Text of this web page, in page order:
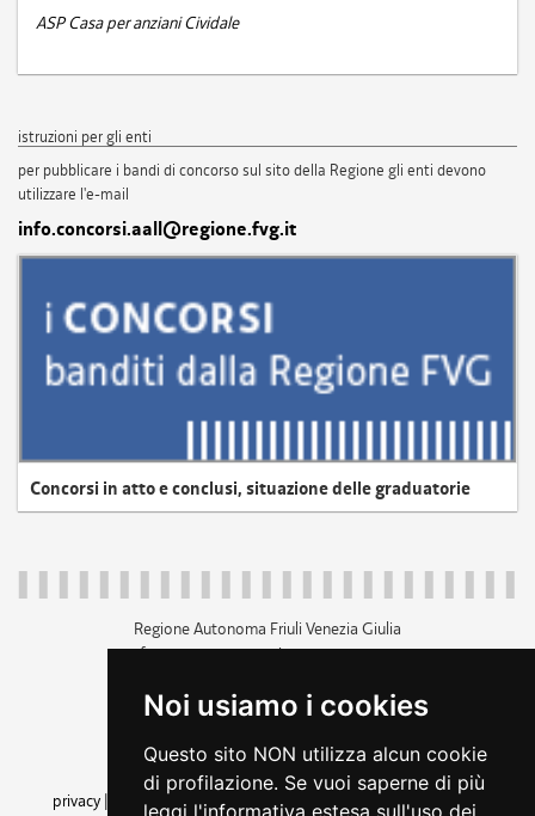
Noi usiamo i cookies
Questo sito NON utilizza alcun cookie
di profilazione. Se vuoi saperne di più
leggi l'informativa estesa sull'uso dei
ASP Casa per anziani Cividale
istruzioni per gli enti
per pubblicare i bandi di concorso sul sito della Regione gli enti devono
utilizzare l'e-mail
info.concorsi.aall@regione.fvg.it
Concorsi in atto e conclusi, situazione delle graduatorie
Regione Autonoma Friuli Venezia Giulia
c.f. 80014930327; p.iva 00526040324
+39 040 3771111
amministrazione trasparente
privacy
cookie |note legali accessibilità
dichiarazione di